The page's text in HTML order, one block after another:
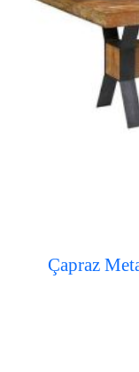
Çapraz